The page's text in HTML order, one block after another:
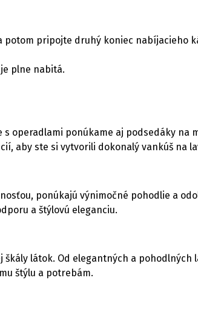
potom pripojte druhý koniec nabíjacieho
plne nabitá.
operadlami ponúkame aj podsedáky na
aby ste si vytvorili dokonalý vankúš na
ponúkajú výnimočné pohodlie a
a štýlovú eleganciu.
látok. Od elegantných a
štýlu a potrebám.